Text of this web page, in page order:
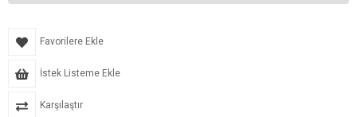
Favorilere Ekle
İstek Listeme Ekle
Karşılaştır